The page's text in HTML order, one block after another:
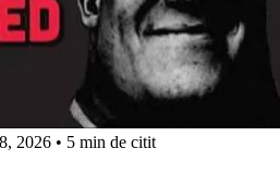
2026 • 5 min de citit